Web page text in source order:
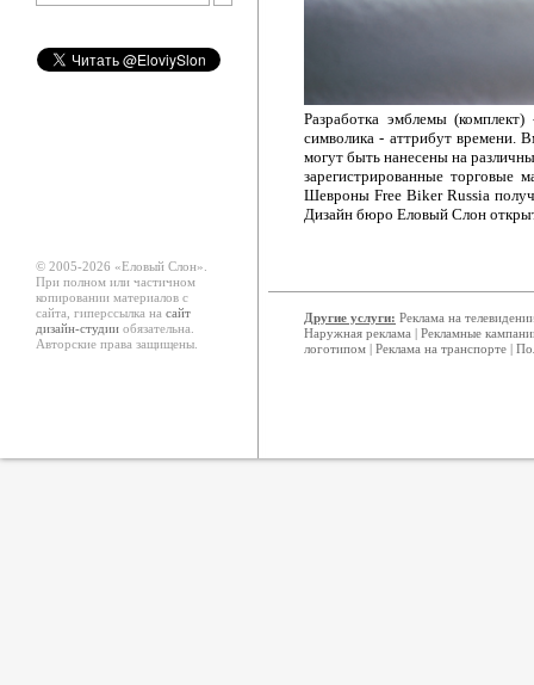
Разработка эмблемы
символика - аттрибут времени.
могут быть нанесены на
зарегистрированные торговые
Шевроны Free Biker Russia
Дизайн бюро Еловый Слон
© 2005-2026 «Еловый Cлон».
При полном или частичном
копировании материалов с
сайта, гиперссылка на сайт
дизайн-студии обязательна.
Авторские права защищены.
Другие услуги: Реклама на
Наружная реклама
Рекламные
логотипом
Реклама на транспорте